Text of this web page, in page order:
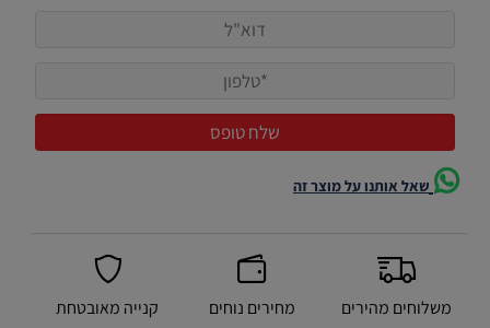
שאל אותנו על מוצר זה
משלוחים מהירים מחירים נוחים קנייה מאובטחת